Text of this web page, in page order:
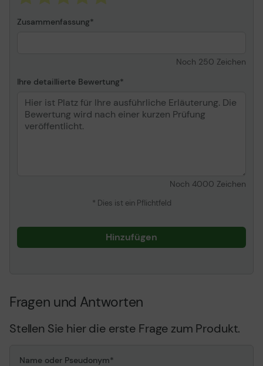
Zusammenfassung
Noch 250 Zeichen
Ihre detaillierte Bewertung
Noch 4000 Zeichen
* Dies ist ein Pflichtfeld
Hinzufügen
Fragen und Antworten
Stellen Sie hier die erste Frage zum Produkt.
Name oder Pseudonym